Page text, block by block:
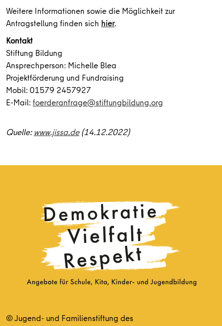
Weitere Informationen sowie die Möglichkeit zur
Antragstellung finden sich hier.
Kontakt
Stiftung Bildung
Ansprechperson: Michelle Blea
Projektförderung und Fundraising
Mobil: 01579 2457927
E-Mail:foerderanfrage@stiftungbildung.org
Quelle: www.jissa.de(14.12.2022)
© Jugend- und Familienstiftung des